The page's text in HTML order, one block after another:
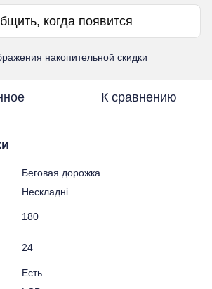
когда появится
накопительной скидки
К сравнению
Беговая дорожка
Нескладні
180
24
Есть